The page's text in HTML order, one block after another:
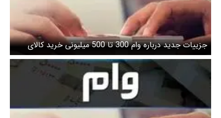
جزییات جدید درباره وام 300 تا 500 میلیونی خرید کالای
زوجین